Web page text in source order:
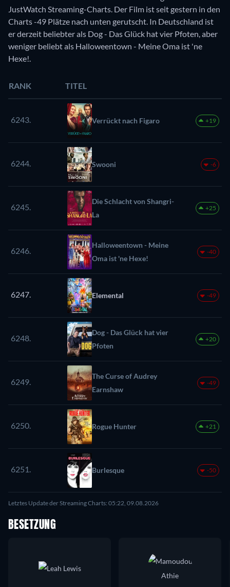
JustWatch Streaming-Charts. Der Film ist seit gestern in den
Charts -49 Plätze nach unten gerutscht. In Deutschland ist
er derzeit beliebter als Dog - Das Glück hat vier Pfoten, aber
weniger beliebt als Halloweentown - Meine Oma ist 'ne
Hexe!.
RANK TITEL
6243. Verrückt nach Figaro +19
6244. Swooni -6
6245.
Die Schlacht von Shangri-
La
+25
6246.
Halloweentown - Meine
Oma ist 'ne Hexe!
-40
6247. Elemental -49
6248.
Dog - Das Glück hat vier
Pfoten
+20
6249.
The Curse of Audrey
Earnshaw
-49
6250. Rogue Hunter +21
6251. Burlesque -50
Letztes Update der Streaming Charts: 05:22, 09.08.2026
BESETZUNG